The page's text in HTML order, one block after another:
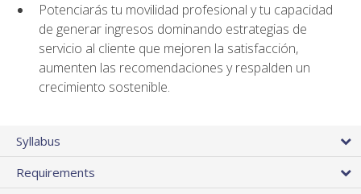
Potenciarás tu movilidad profesional y tu capacidad
de generar ingresos dominando estrategias de
servicio al cliente que mejoren la satisfacción,
aumenten las recomendaciones y respalden un
crecimiento sostenible.
Syllabus
Requirements